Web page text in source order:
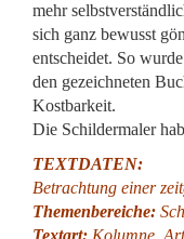
mehr
sich ganz bewusst
entscheidet. So
den gezeichneten
Kostbarkeit.
Die Schildermaler
TEXTDATEN:
Betrachtung einer
Themenbereiche:
Textart: Kolumne,